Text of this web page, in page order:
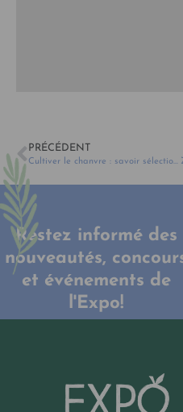
PRÉCÉDENT
Cultiver le chanvre : savoir sélectionner le bon cultivar.
Restez informé des
nouveautés,
et événements de
l'Expo!